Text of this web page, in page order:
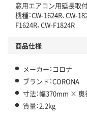
窓用エアコン用延長取
機種：CW-1624R、CW-
F1624R、CW-F1824R
商品仕様
メーカー：コロナ
ブランド：CORONA
寸法：幅370mm ×
質量：2.2kg